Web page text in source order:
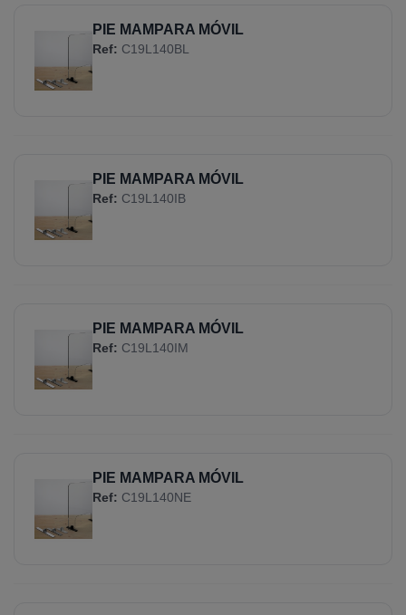
PIE MAMPARA MÓVIL
Ref: C19L140BL
PIE MAMPARA MÓVIL
Ref: C19L140IB
PIE MAMPARA MÓVIL
Ref: C19L140IM
PIE MAMPARA MÓVIL
Ref: C19L140NE